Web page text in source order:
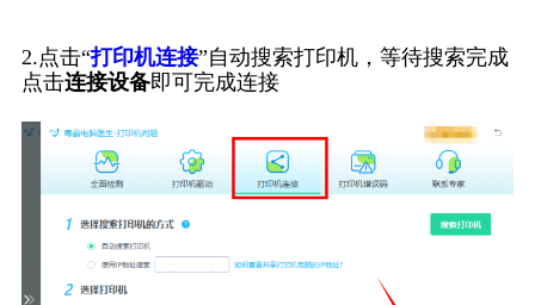
2.点击“打印机连接”自动搜索打印机，等待搜索完成
点击连接设备即可完成连接